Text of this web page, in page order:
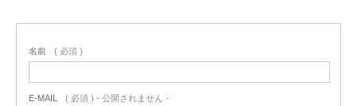
名前 ( 必須 )
E-MAIL ( 必須 ) - 公開されません -